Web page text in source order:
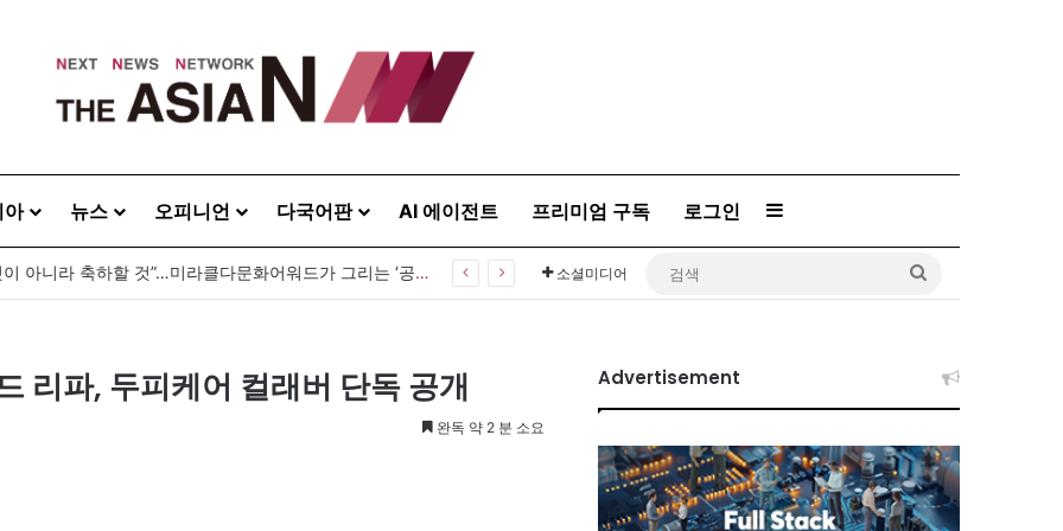
아 뉴스 오피니언 다국어판 AI 에이전트 프리미엄 구독 로그인 Sidebar
“다름은 감출 것이 아니라 축하할 것”…미라클다문화어워드가 그리는 ‘공존’의 미래 소셜미디어
리파, 두피케어 컬래버 단독 공개
완독 약 2 분 소요
Advertisement